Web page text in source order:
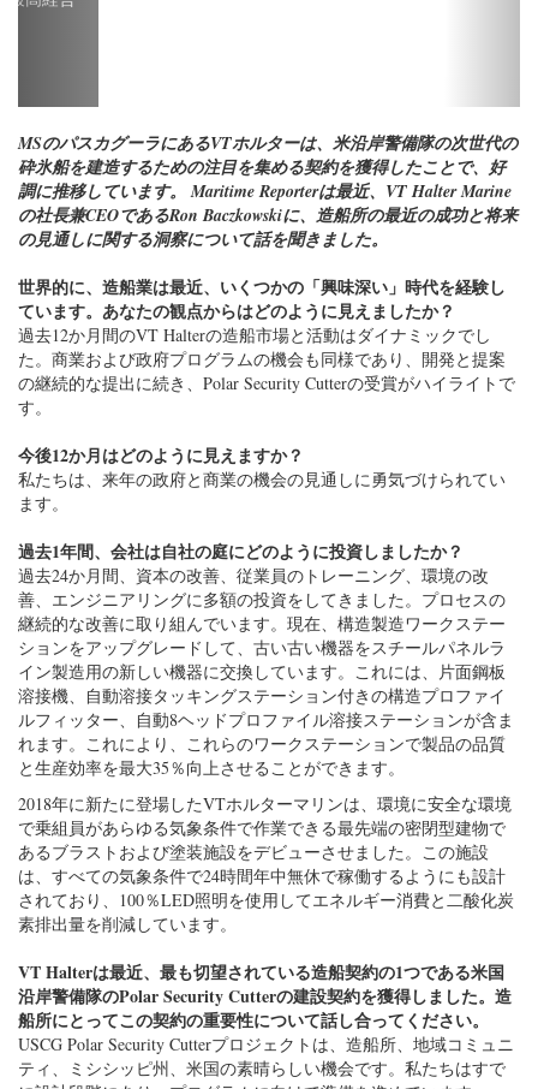
MSのパスカグーラにあるVTホルターは、米沿岸警備隊の次世代の
の見通しに関する洞察について話を聞きました。
世界的に、造船業は最近、いくつかの「興味深い」時代を経験し
ています。あなたの観点からはどのように見えましたか？
過去12か月間のVT Halterの造船市場と活動はダイナミックでし
た。商業および政府プログラムの機会も同様であり、開発と提案
の継続的な提出に続き、Polar Security Cutterの受賞がハイライトで
す。
今後12か月はどのように見えますか？
私たちは、来年の政府と商業の機会の見通しに勇気づけられてい
ます。
過去1年間、会社は自社の庭にどのように投資しましたか？
過去24か月間、資本の改善、従業員のトレーニング、環境の改
善、エンジニアリングに多額の投資をしてきました。プロセスの
継続的な改善に取り組んでいます。現在、構造製造ワークステー
ションをアップグレードして、古い古い機器をスチールパネルラ
イン製造用の新しい機器に交換しています。これには、片面鋼板
溶接機、自動溶接タッキングステーション付きの構造プロファイ
ルフィッター、自動8ヘッドプロファイル溶接ステーションが含ま
れます。これにより、これらのワークステーションで製品の品質
と生産効率を最大35％向上させることができます。
2018年に新たに登場したVTホルターマリンは、環境に安全な環境
で乗組員があらゆる気象条件で作業できる最先端の密閉型建物で
あるブラストおよび塗装施設をデビューさせました。この施設
は、すべての気象条件で24時間年中無休で稼働するようにも設計
されており、100％LED照明を使用してエネルギー消費と二酸化炭
素排出量を削減しています。
VT Halterは最近、最も切望されている造船契約の1つである米国
沿岸警備隊のPolar Security Cutterの建設契約を獲得しました。造
船所にとってこの契約の重要性について話し合ってください。
USCG Polar Security Cutterプロジェクトは、造船所、地域コミュニ
ティ、ミシシッピ州、米国の素晴らしい機会です。私たちはすで
に設計段階にあり、プログラムに向けて準備を進めています。 。
私たちは900人の新しい仕事を雇っており、これは労働力を2倍以
上に増やし、追加する仕事はすべて私たちの地域経済を支えてい
ます。国防および国土安全保障ミッションの要求を満たすために
必要なこのプログラムに選ばれたことを誇りに思います。